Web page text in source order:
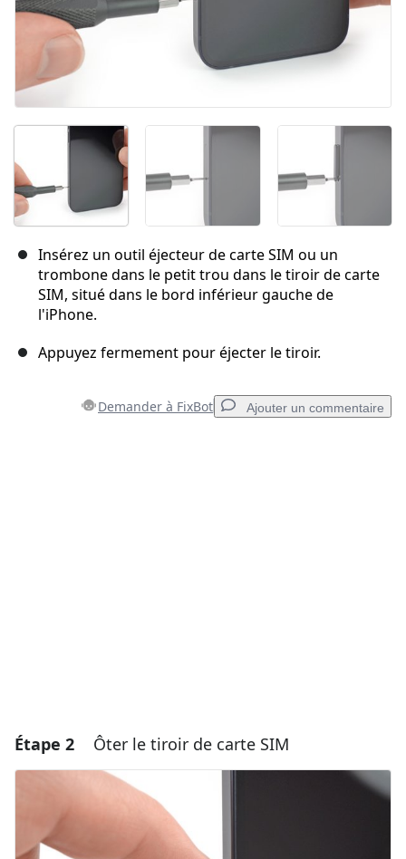
Insérez un outil éjecteur de carte SIM ou un
trombone dans le petit trou dans le tiroir de carte
SIM, situé dans le bord inférieur gauche de
l'iPhone.
Appuyez fermement pour éjecter le tiroir.
Demander à FixBot Ajouter un commentaire
Étape 2 Ôter le tiroir de carte SIM